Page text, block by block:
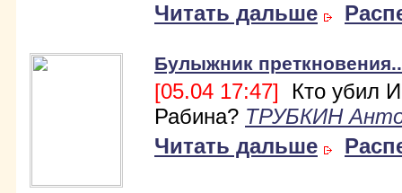
Читать дальше
Булыжник
[05.04 17:47] Кто убил
Рабина? ТРУБКИН
Читать дальше